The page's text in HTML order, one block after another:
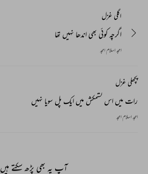
اگلی غزل
اگرچہ کوئی بھی اندھا نہیں تھا
امجد اسلام امجد
پچھلی غزل
رات میں اس کشمکش میں ایک پل سویا نہیں
امجد اسلام امجد
آپ یہ بھی پڑھ سکتے ہیں